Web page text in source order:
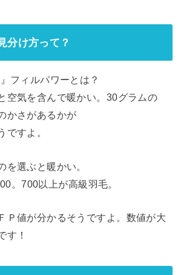
分け方って？
フィルパワーとは？
空気を含んで暖かい。30グラムの
かさがあるかが
ですよ。
を選ぶと暖かい。
。700以上が高級羽毛。
Ｐ値が分かるそうですよ。数値が大
す！